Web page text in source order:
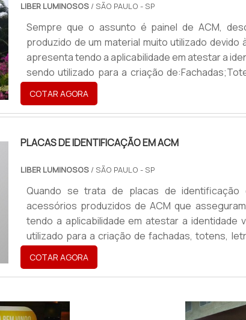
LIBER LUMINOSOS / SÃO PAULO - SP
Sempre que o assunto é painel de ACM,
produzido de um material muito utilizado
apresenta tendo a aplicabilidade em atestar a
sendo utilizado para a criação
outros acessórios.O PRODUTO GARANTE
produto é, hoje, um ponto de extrema
cafés, restaurant...
COTAR AGORA
PLACAS DE IDENTIFICAÇÃO EM ACM
LIBER LUMINOSOS / SÃO PAULO - SP
Quando se trata de placas de identificação
acessórios produzidos de ACM que
tendo a aplicabilidade em atestar a identidade
utilizado para a criação de fachadas, totens,
acessórios.O PRODUTO OFERECE DIVERSAS
tornando um produto de extrema importância
restaurantes, shoppi...
COTAR AGORA